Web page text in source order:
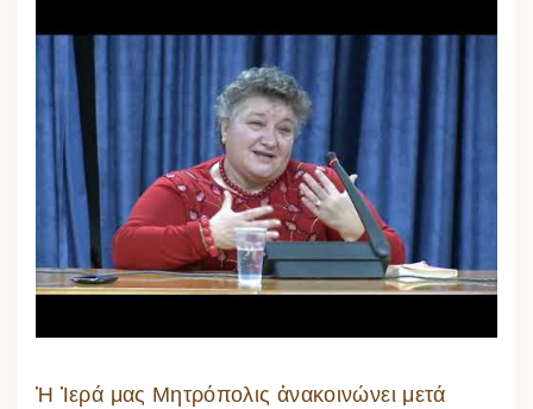
Ἡ Ἱερά μας Μητρόπολις ἀνακοινώνει μετά